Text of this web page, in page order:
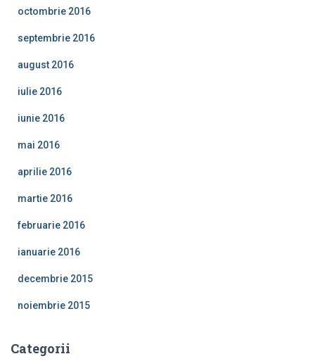
octombrie 2016
septembrie 2016
august 2016
iulie 2016
iunie 2016
mai 2016
aprilie 2016
martie 2016
februarie 2016
ianuarie 2016
decembrie 2015
noiembrie 2015
Categorii